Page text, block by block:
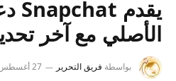
الأصلي مع آخر
بواسطة فريق التحرير 27 أغسطس، 2024